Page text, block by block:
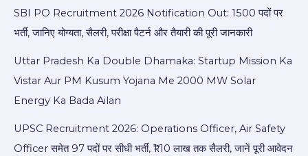
SBI PO Recruitment 2026 Notification Out: 1500 पदों पर
भर्ती, जानिए योग्यता, सैलरी, परीक्षा पैटर्न और तैयारी की पूरी जानकारी
Uttar Pradesh Ka Double Dhamaka: Startup Mission Ka
Vistar Aur PM Kusum Yojana Me 2000 MW Solar
Energy Ka Bada Ailan
UPSC Recruitment 2026: Operations Officer, Air Safety
Officer समेत 97 पदों पर सीधी भर्ती, ₹1.10 लाख तक सैलरी, जानें पूरी आवेदन